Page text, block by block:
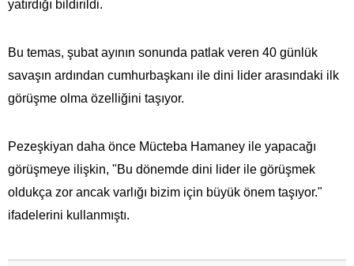
yatırdığı bildirildi.
Bu temas, şubat ayının sonunda patlak veren 40 günlük
savaşın ardından cumhurbaşkanı ile dini lider arasındaki ilk
görüşme olma özelliğini taşıyor.
Pezeşkiyan daha önce Mücteba Hamaney ile yapacağı
görüşmeye ilişkin, "Bu dönemde dini lider ile görüşmek
oldukça zor ancak varlığı bizim için büyük önem taşıyor."
ifadelerini kullanmıştı.